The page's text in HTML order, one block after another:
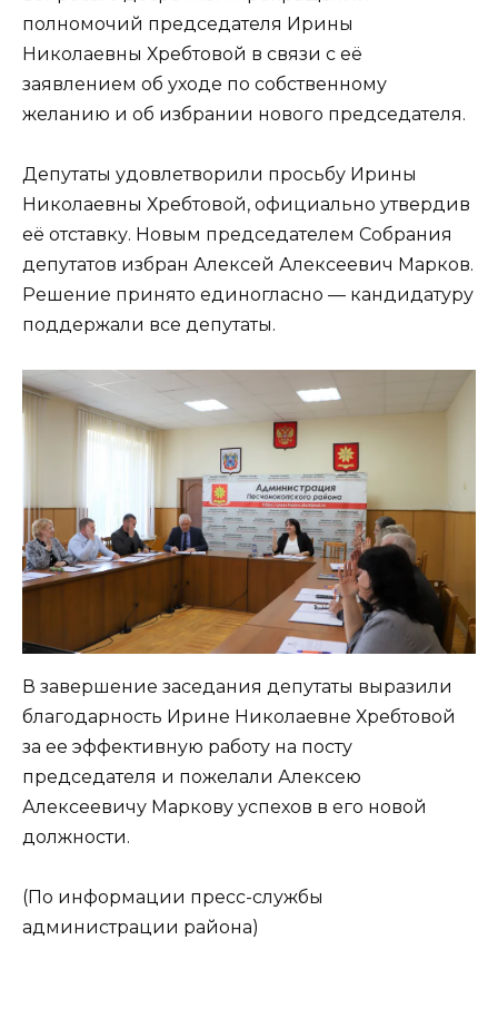
полномочий председателя Ирины
Николаевны Хребтовой в связи с её
заявлением об уходе по собственному
желанию и об избрании нового председателя.
Депутаты удовлетворили просьбу Ирины
Николаевны Хребтовой, официально утвердив
её отставку. Новым председателем Собрания
депутатов избран Алексей Алексеевич Марков.
Решение принято единогласно — кандидатуру
поддержали все депутаты.
В завершение заседания депутаты выразили
благодарность Ирине Николаевне Хребтовой
за ее эффективную работу на посту
председателя и пожелали Алексею
Алексеевичу Маркову успехов в его новой
должности.
(По информации пресс-службы
администрации района)